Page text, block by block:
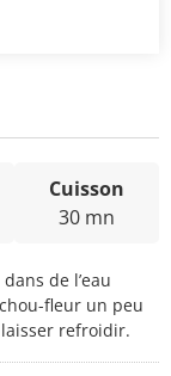
Cuisson
30 mn
de l’eau
fleur un peu
refroidir.